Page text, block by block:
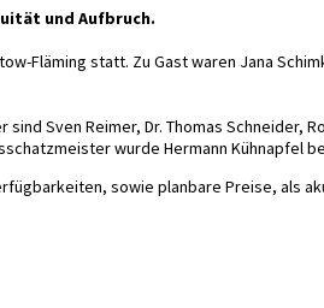
und Aufbruch.
Fläming statt. Zu Gast waren Jana
Sven Reimer, Dr. Thomas Schneider,
wurde Hermann Kühnapfel
sowie planbare Preise, als